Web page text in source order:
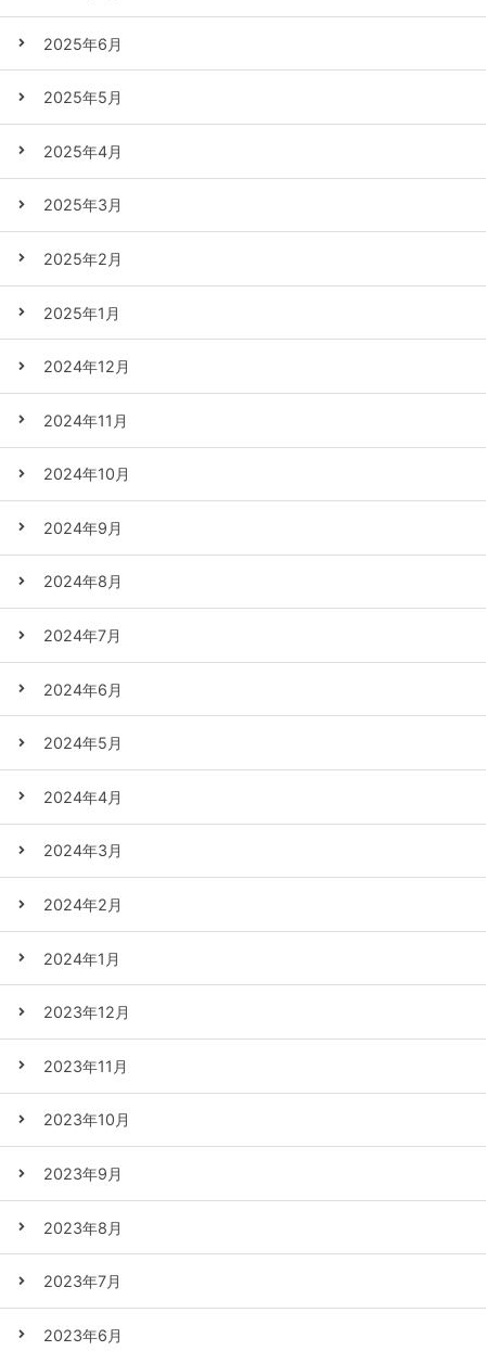
2025年6月
2025年5月
2025年4月
2025年3月
2025年2月
2025年1月
2024年12月
2024年11月
2024年10月
2024年9月
2024年8月
2024年7月
2024年6月
2024年5月
2024年4月
2024年3月
2024年2月
2024年1月
2023年12月
2023年11月
2023年10月
2023年9月
2023年8月
2023年7月
2023年6月